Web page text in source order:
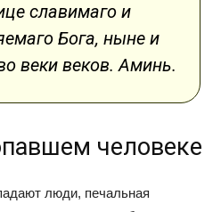
славимаго и
Бога, ныне и
веки веков. Аминь.
человеке
люди, печальная